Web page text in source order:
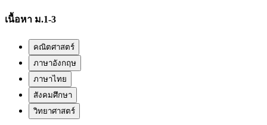
เนื้อหา ม.1-3
คณิตศาสตร์
ภาษาอังกฤษ
ภาษาไทย
สังคมศึกษา
วิทยาศาสตร์